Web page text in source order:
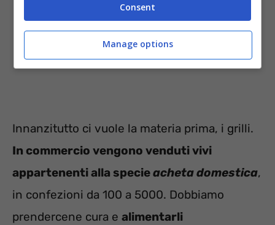
Innanzitutto ci vuole la materia prima, i grilli.
In commercio vengono venduti vivi
appartenenti alla specieacheta domestica,
in confezioni da 100 a 5000. Dobbiamo
prendercene cura e alimentarli
Consent
Manage options